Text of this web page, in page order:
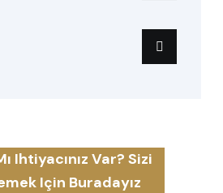
Ihtiyacınız Var? Sizi
Için Buradayız